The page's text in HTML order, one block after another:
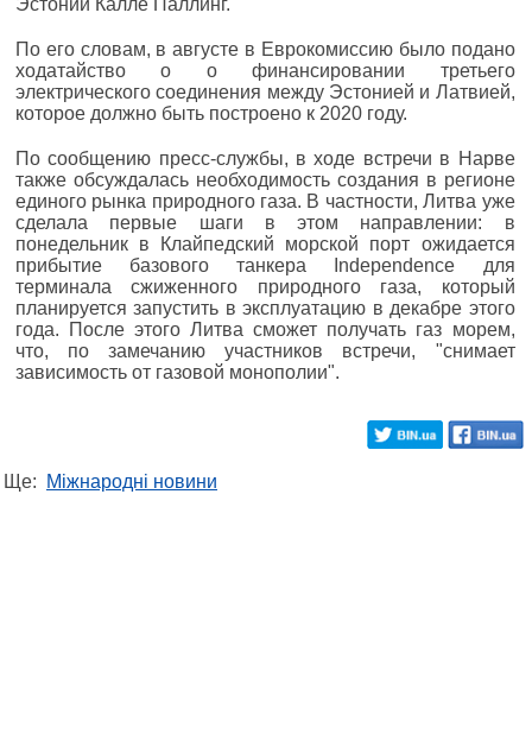
Эстонии Калле Паллинг.
По его словам, в августе в Еврокомиссию было подано
ходатайство о о финансировании третьего
электрического соединения между Эстонией и Латвией,
которое должно быть построено к 2020 году.
По сообщению пресс-службы, в ходе встречи в Нарве
также обсуждалась необходимость создания в регионе
единого рынка природного газа. В частности, Литва уже
сделала первые шаги в этом направлении: в
понедельник в Клайпедский морской порт ожидается
прибытие базового танкера Independence для
терминала сжиженного природного газа, который
планируется запустить в эксплуатацию в декабре этого
года. После этого Литва сможет получать газ морем,
что, по замечанию участников встречи, "снимает
зависимость от газовой монополии".
Ще: Міжнародні новини